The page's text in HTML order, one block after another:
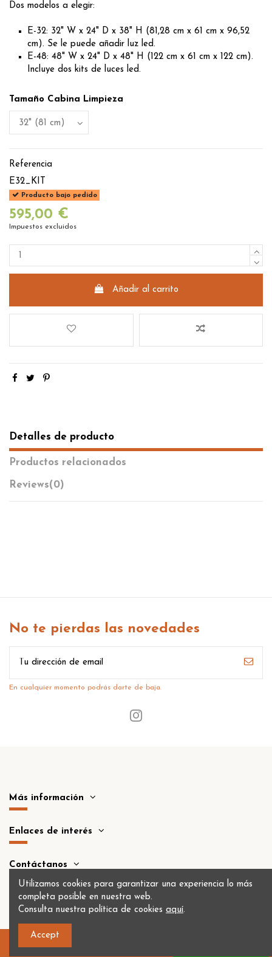
Dos modelos a elegir:
E-32: 32" W x 24" D x 38" H (81,28 cm x 61 cm x 96,52
cm). Se le puede añadir luz led.
E-48: 48" W x 24" D x 48" H (122 cm x 61 cm x 122 cm).
Incluye dos kits de luces led.
Tamaño Cabina Limpieza
Referencia
E32_KIT
Producto bajo pedido
595,00 €
Impuestos excluidos
Añadir al carrito
Detalles de producto
Productos relacionados
Reviews(0)
No te pierdas las novedades
En cualquier momento podrás darte de baja.
Más información
Enlaces de interés
Contáctanos
Utilizamos cookies para garantizar una experiencia lo más
completa posible en nuestra web.
Consulta nuestra política de cookies aquí.
Accept